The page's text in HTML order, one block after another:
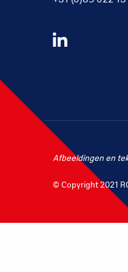
Volg
Afbeeldingen en
© Copyright 2021